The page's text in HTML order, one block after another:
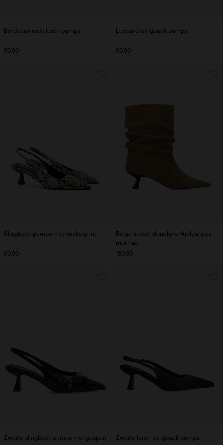
Bordeaux rode leren pumps
99.99
Leopard slingback pumps
69.99
Slingback pumps met snake print
69.99
Beige suède slouchy enkellaarsjes
met hak
159.99
Zwarte slingback pumps met gespen Zwarte leren slingback pumps